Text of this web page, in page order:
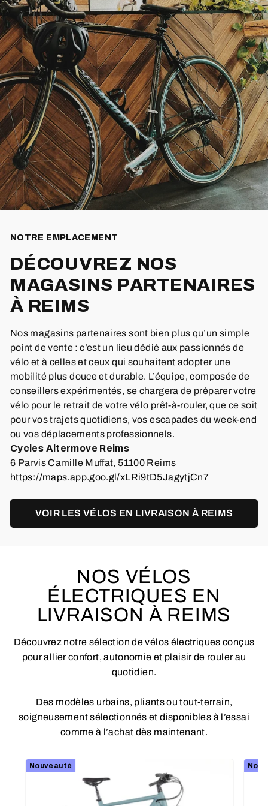
NOTRE EMPLACEMENT
DÉCOUVREZ NOS
MAGASINS PARTENAIRES
À REIMS
Nos magasins partenaires sont bien plus qu’un simple
point de vente : c’est un lieu dédié aux passionnés de
vélo et à celles et ceux qui souhaitent adopter une
mobilité plus douce et durable. L’équipe, composée de
conseillers expérimentés, se chargera de préparer votre
vélo pour le retrait de votre vélo prêt-à-rouler, que ce soit
pour vos trajets quotidiens, vos escapades du week-end
ou vos déplacements professionnels.
Cycles Altermove Reims
6 Parvis Camille Muffat, 51100 Reims
https://maps.app.goo.gl/xLRi9tD5JagytjCn7
VOIR LES VÉLOS EN LIVRAISON À REIMS
NOS VÉLOS
ÉLECTRIQUES EN
LIVRAISON À REIMS
Découvrez notre sélection de vélos électriques conçus
pour allier confort, autonomie et plaisir de rouler au
quotidien.
Des modèles urbains, pliants ou tout-terrain,
soigneusement sélectionnés et disponibles à l’essai
comme à l’achat dès maintenant.
Nouveauté